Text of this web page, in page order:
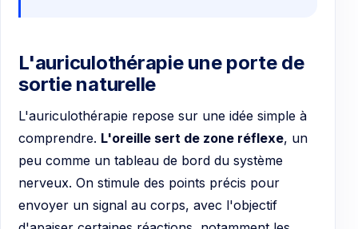
L'auriculothérapie une porte de
sortie naturelle
L'auriculothérapie repose sur une idée simple à
comprendre. L'oreille sert de zone réflexe, un
peu comme un tableau de bord du système
nerveux. On stimule des points précis pour
envoyer un signal au corps, avec l'objectif